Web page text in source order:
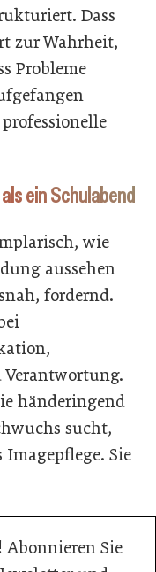
Dass
zur Wahrheit,
Probleme
ein Schulabend
wie
aussehen
fordernd.
händeringend
sucht,
Sie
Sie